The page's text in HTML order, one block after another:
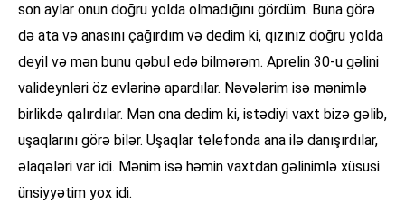
son aylar onun doğru yolda olmadığını gördüm. Buna görə
də ata və anasını çağırdım və dedim ki, qızınız doğru yolda
deyil və mən bunu qəbul edə bilmərəm. Aprelin 30-u gəlini
valideynləri öz evlərinə apardılar. Nəvələrim isə mənimlə
birlikdə qalırdılar. Mən ona dedim ki, istədiyi vaxt bizə gəlib,
uşaqlarını görə bilər. Uşaqlar telefonda ana ilə danışırdılar,
əlaqələri var idi. Mənim isə həmin vaxtdan gəlinimlə xüsusi
ünsiyyətim yox idi.